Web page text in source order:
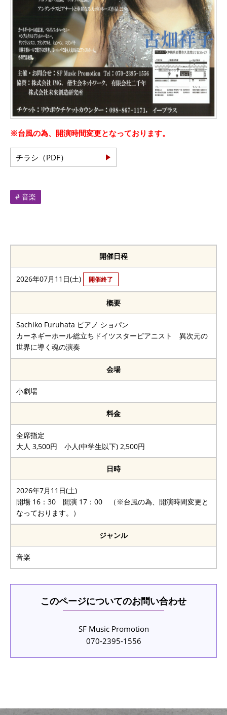
※台風の為、開演時間変更となっております。
チラシ（PDF）
# 音楽
開催日程
2026年07月11日(土) 開催終了
概要
Sachiko Furuhata ピアノ ショパン
カーネギーホール総立ちドイツスターピアニスト 異次元の
世界に導く魂の演奏
会場
小劇場
料金
全席指定
大人 3,500円 小人(中学生以下) 2,500円
日時
2026年7月11日(土)
開場 16：30 開演 17：00 （※台風の為、開演時間変更と
なっております。）
ジャンル
音楽
このページについてのお問い合わせ
SF Music Promotion
070-2395-1556